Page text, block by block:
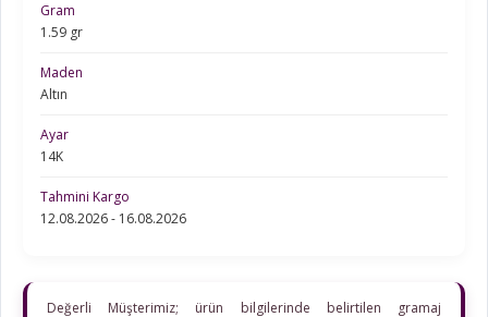
Gram
1.59 gr
Maden
Altın
Ayar
14K
Tahmini Kargo
12.08.2026 - 16.08.2026
Değerli Müşterimiz; ürün bilgilerinde belirtilen gramaj